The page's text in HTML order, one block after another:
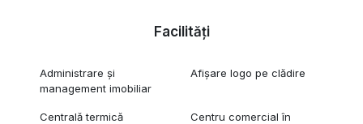
Facilități
Administrare și
management imobiliar
Afișare logo pe clădire
Centrală termică
Centru comercial în